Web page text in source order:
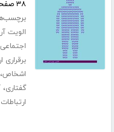
۳۸ صفحه
الویت
اجتماعی
برقراری
اشخاص
گفتاری،